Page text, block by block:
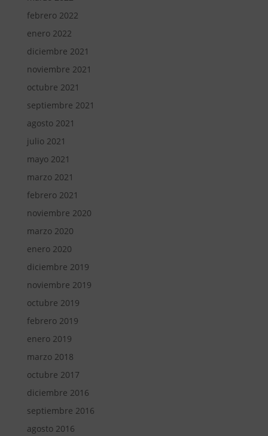
febrero 2022
enero 2022
diciembre 2021
noviembre 2021
octubre 2021
septiembre 2021
agosto 2021
julio 2021
mayo 2021
marzo 2021
febrero 2021
noviembre 2020
marzo 2020
enero 2020
diciembre 2019
noviembre 2019
octubre 2019
febrero 2019
enero 2019
marzo 2018
octubre 2017
diciembre 2016
septiembre 2016
agosto 2016